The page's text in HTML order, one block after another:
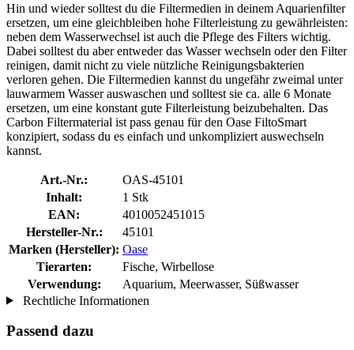
Hin und wieder solltest du die Filtermedien in deinem Aquarienfilter
ersetzen, um eine gleichbleiben hohe Filterleistung zu gewährleisten:
neben dem Wasserwechsel ist auch die Pflege des Filters wichtig.
Dabei solltest du aber entweder das Wasser wechseln oder den Filter
reinigen, damit nicht zu viele nützliche Reinigungsbakterien
verloren gehen. Die Filtermedien kannst du ungefähr zweimal unter
lauwarmem Wasser auswaschen und solltest sie ca. alle 6 Monate
ersetzen, um eine konstant gute Filterleistung beizubehalten. Das
Carbon Filtermaterial ist pass genau für den Oase FiltoSmart
konzipiert, sodass du es einfach und unkompliziert auswechseln
kannst.
Art.-Nr.:
OAS-45101
Inhalt:
1 Stk
EAN:
4010052451015
Hersteller-Nr.:
45101
Marken (Hersteller): Oase
Tierarten:
Fische, Wirbellose
Verwendung:
Aquarium, Meerwasser, Süßwasser
Rechtliche Informationen
Passend dazu